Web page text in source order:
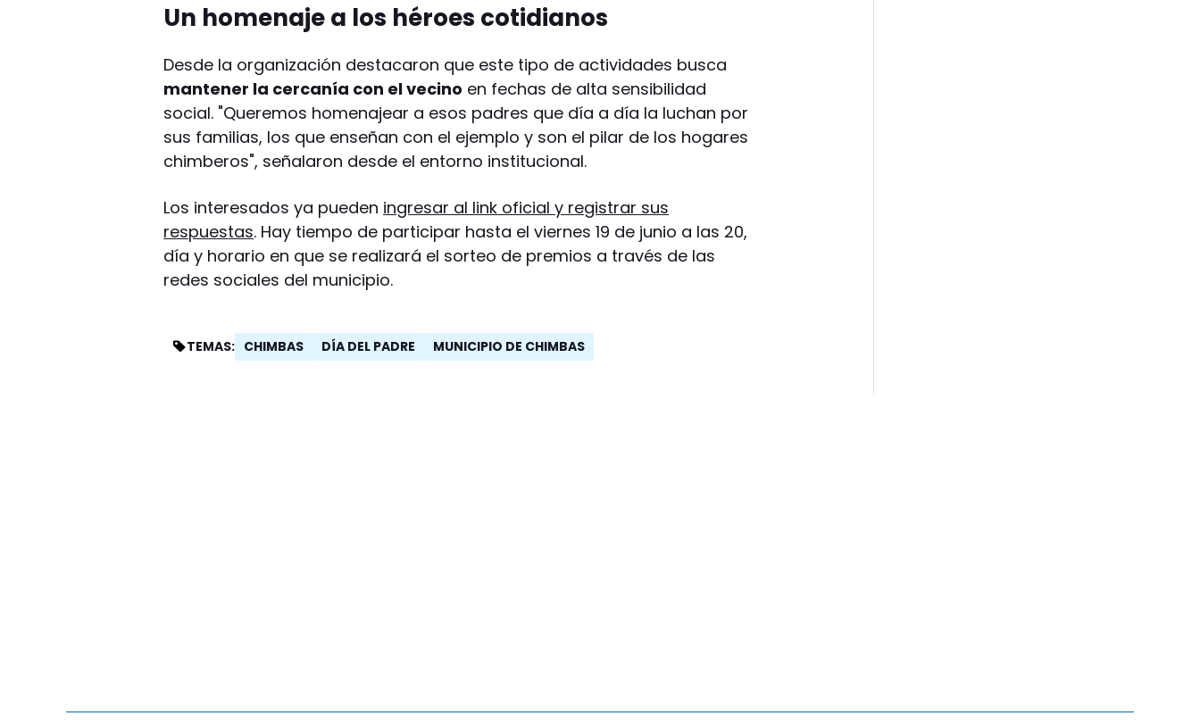
Un homenaje a los héroes cotidianos
Desde la organización destacaron que este tipo de actividades busca
mantener la cercanía con el vecino en fechas de alta sensibilidad
social. "Queremos homenajear a esos padres que día a día la luchan por
sus familias, los que enseñan con el ejemplo y son el pilar de los hogares
chimberos", señalaron desde el entorno institucional.
Los interesados ya pueden ingresar al link oficial y registrar sus
respuestas. Hay tiempo de participar hasta el viernes 19 de junio a las 20,
día y horario en que se realizará el sorteo de premios a través de las
redes sociales del municipio.
TEMAS: CHIMBAS DÍA DEL PADRE MUNICIPIO DE CHIMBAS